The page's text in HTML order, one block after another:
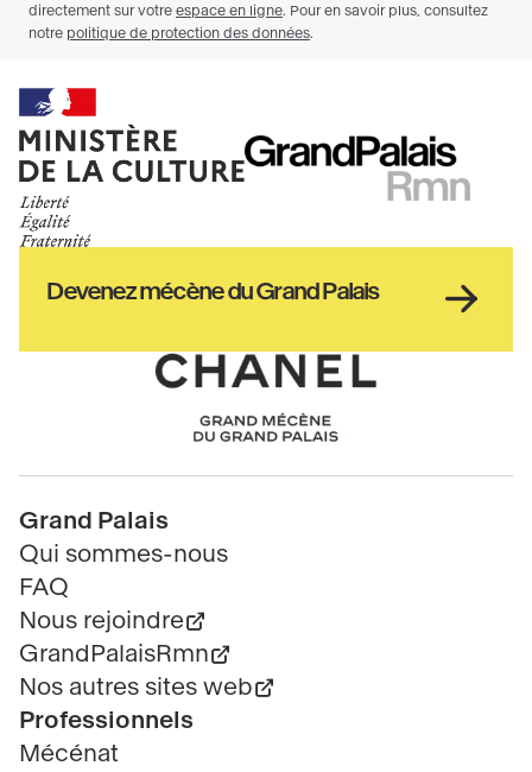
Ministère
de
la
Haut
de
Devenez mécène du Grand Palais
Chanel
Pied
de
page
Grand Palais
Qui sommes-nous
FAQ
Nous rejoindre
GrandPalaisRmn
Nos autres sites web
Professionnels
Mécénat